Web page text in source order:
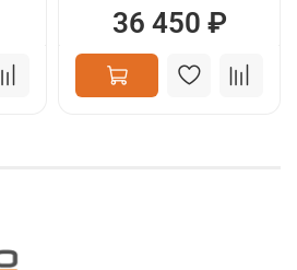
36 450 ₽